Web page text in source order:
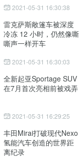
2021-05-31 16:30:38
雷克萨斯敞篷车被深度
冷冻 12 小时，仍然像嘶
嘶声一样开车
2021-05-31 16:30:03
全新起亚Sportage SUV
在7月首次亮相前被戏弄
2021-05-31 16:29:25
丰田Mirai打破现代Nexo
氢能汽车创造的世界距
离纪录